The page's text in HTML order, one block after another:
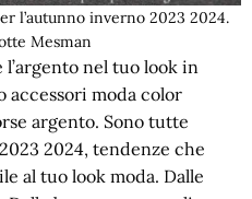
l’autunno inverno 2023 2024.
Mesman
nel tuo look in
accessori moda color
argento. Sono tutte
2024, tendenze che
al tuo look moda. Dalle